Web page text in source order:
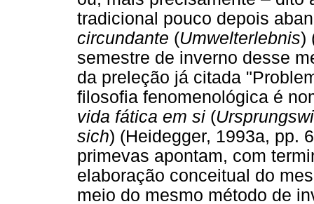
tradicional pouco depois
circundante (Umwelterlebnis)
semestre de inverno desse
da preleção já citada
filosofia fenomenológica é
vida fática em si (
sich) (Heidegger, 1993a, pp.
primevas apontam, com
elaboração conceitual do
meio do mesmo método de